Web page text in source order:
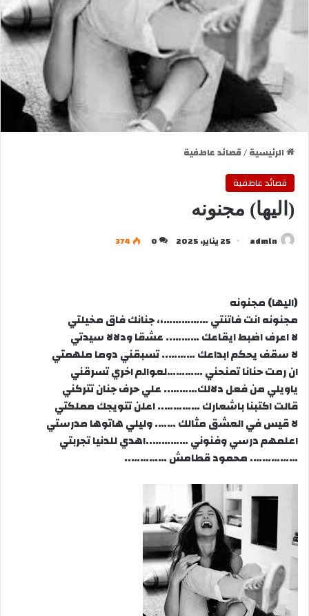
الرئيسية/قصائد عاطفية
قصائد عاطفية
(اليها) مجنونه
admln 25 يناير، 2025 0
374
(اليها) مجنونه
مجنونه انت فاتنتي ……………،، جنانك فاق مخيلتي
لا اعرف اضبط ايقاعك ……….. عشقا ودلالا سيدتي
لا سقف يحكم ابداعك ……….. تسبقني دوما ملهمتي
ان رمت حنانا تمنحني …………لعوالم اخري تسرقني
ياويلي من فعل دلالك……….. علي حرف جنان تتركني
قالت اكتبنا باشعارك ………….. اعلن تتويجك مملكتي
لا قيس في العشق مثالك ……. وليلي هاتوها مدرستي
اعلمهم درسي وفنوني …………..اهدي للدنيا تجربتي
……………. محمود قطامش …………..